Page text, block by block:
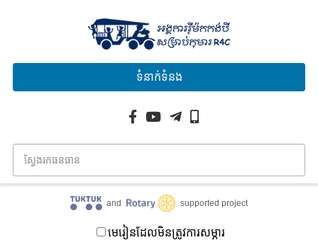
ទំនាក់ទំនង
and supported project
មេរៀនដែលមិនត្រូវការសម្ភារ